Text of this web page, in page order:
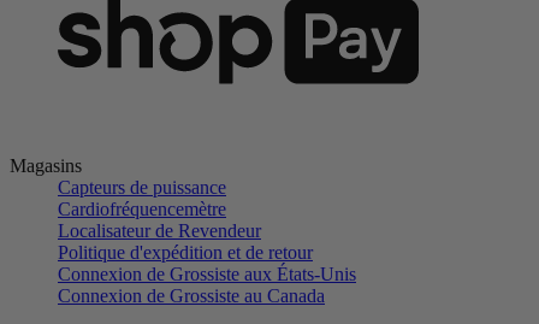
Magasins
Capteurs de puissance
Cardiofréquencemètre
Localisateur de Revendeur
Politique d'expédition et de retour
Connexion de Grossiste aux États-Unis
Connexion de Grossiste au Canada